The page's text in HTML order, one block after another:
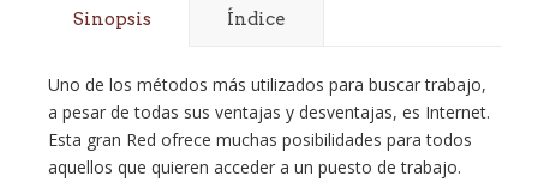
Sinopsis Índice
Uno de los métodos más utilizados para buscar trabajo,
a pesar de todas sus ventajas y desventajas, es Internet.
Esta gran Red ofrece muchas posibilidades para todos
aquellos que quieren acceder a un puesto de trabajo.